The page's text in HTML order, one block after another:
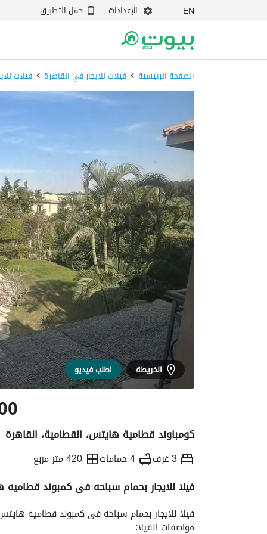
EN الإعدادات حمل التطبيق
الصفحة الرئيسية فيلات للايجار في القاهرة فيلات
الخريطة اطلب فيديو
كومباوند قطامية هايتس، القطامية، القاهرة
3 غرف 4 حمامات 420 متر مربع
الاتجاهات والمؤشرات
فيلا للايجار بحمام سباحه فى كمبوند
فيلا للايجار بحمام سباحه فى كمبوند قطاميه
مواصفات الفيلا: